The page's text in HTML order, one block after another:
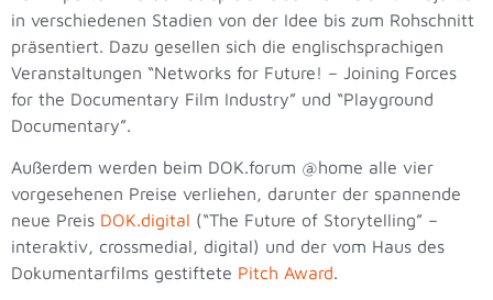
in verschiedenen Stadien von der Idee bis zum Rohschnitt
präsentiert. Dazu gesellen sich die englischsprachigen
Veranstaltungen “Networks for Future! – Joining Forces
for the Documentary Film Industry” und “Playground
Documentary”.
Außerdem werden beim DOK.forum @home alle vier
vorgesehenen Preise verliehen, darunter der spannende
neue Preis DOK.digital (“The Future of Storytelling” –
interaktiv, crossmedial, digital) und der vom Haus des
Dokumentarfilms gestiftete Pitch Award.